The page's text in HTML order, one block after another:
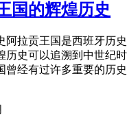
国的辉煌历史
阿拉贡王国是西班牙历史
历史可以追溯到中世纪时
曾经有过许多重要的历史